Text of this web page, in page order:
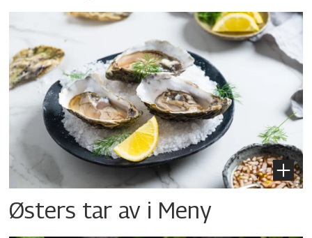
Østers tar av i Meny